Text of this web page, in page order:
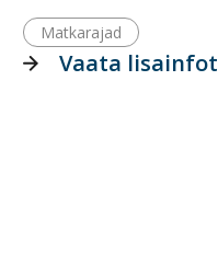
Matkarajad
Vaata lisainfot